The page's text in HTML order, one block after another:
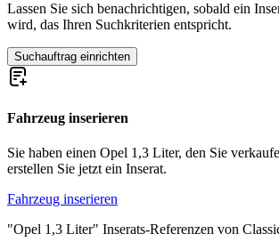
Lassen Sie sich benachrichtigen, sobald ein
wird, das Ihren Suchkriterien entspricht.
Suchauftrag einrichten
Fahrzeug inserieren
Sie haben einen Opel 1,3 Liter, den Sie
erstellen Sie jetzt ein Inserat.
Fahrzeug inserieren
"Opel 1,3 Liter" Inserats-Referenzen von